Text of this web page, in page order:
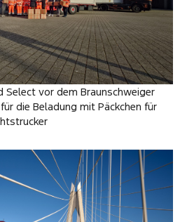
Select vor dem Braunschweiger
die Beladung mit Päckchen für